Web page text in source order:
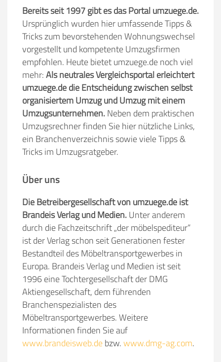
Bereits seit 1997 gibt es das Portal umzuege.de.
Ursprünglich wurden hier umfassende Tipps &
Tricks zum bevorstehenden Wohnungswechsel
vorgestellt und kompetente Umzugsfirmen
empfohlen. Heute bietet umzuege.de noch viel
mehr:Als neutrales Vergleichsportal erleichtert
umzuege.de die Entscheidung zwischen selbst
organisiertem Umzug und Umzug mit einem
Umzugsunternehmen.Neben dem praktischen
Umzugsrechner finden Sie hier nützliche Links,
ein Branchenverzeichnis sowie viele Tipps &
Tricks im Umzugsratgeber.
Über uns
Die Betreibergesellschaft von umzuege.de ist
Brandeis Verlag und Medien.Unter anderem
durch die Fachzeitschrift „der möbelspediteur“
ist der Verlag schon seit Generationen fester
Bestandteil des Möbeltransportgewerbes in
Europa. Brandeis Verlag und Medien ist seit
1996 eine Tochtergesellschaft der DMG
Aktiengesellschaft, dem führenden
Branchenspezialisten des
Möbeltransportgewerbes. Weitere
Informationen finden Sie auf
www.brandeisweb.debzw.www.dmg-ag.com.